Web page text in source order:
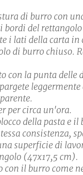
di burro con
bordi del rettangolo
i lati della carta
di burro chiuso.
con la punta delle
per circa un'ora.
della pasta e il
consistenza,
superficie di
(47x17,5 cm).
il burro come